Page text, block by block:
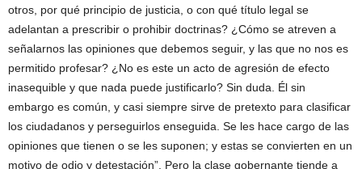
otros, por qué principio de justicia, o con qué título legal se
adelantan a prescribir o prohibir doctrinas? ¿Cómo se atreven a
señalarnos las opiniones que debemos seguir, y las que no nos es
permitido profesar? ¿No es este un acto de agresión de efecto
inasequible y que nada puede justificarlo? Sin duda. Él sin
embargo es común, y casi siempre sirve de pretexto para clasificar
los ciudadanos y perseguirlos enseguida. Se les hace cargo de las
opiniones que tienen o se les suponen; y estas se convierten en un
motivo de odio y detestación”. Pero la clase gobernante tiende a